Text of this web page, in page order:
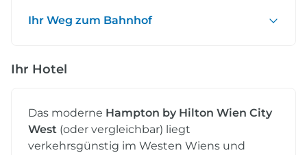
Ihr Weg zum Bahnhof
Ihr Hotel
Das moderne Hampton by Hilton Wien City
West (oder vergleichbar) liegt
verkehrsgünstig im Westen Wiens und